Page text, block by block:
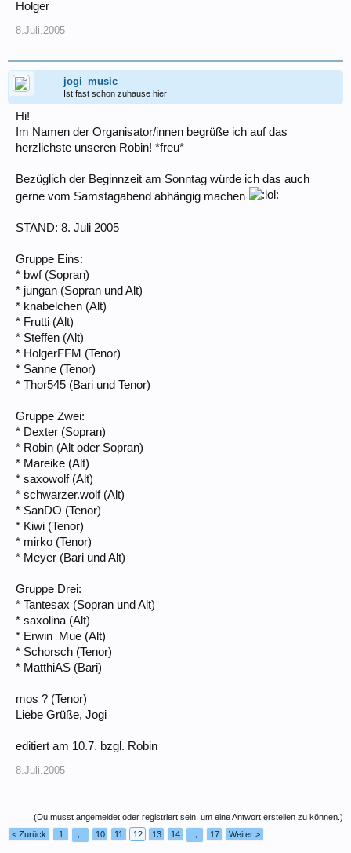
Holger
8.Juli.2005
jogi_music
Ist fast schon zuhause hier
Hi!
Im Namen der Organisator/innen begrüße ich auf das
herzlichste unseren Robin! *freu*
Bezüglich der Beginnzeit am Sonntag würde ich das auch
gerne vom Samstagabend abhängig machen
STAND: 8. Juli 2005
Gruppe Eins:
* bwf (Sopran)
* jungan (Sopran und Alt)
* knabelchen (Alt)
* Frutti (Alt)
* Steffen (Alt)
* HolgerFFM (Tenor)
* Sanne (Tenor)
* Thor545 (Bari und Tenor)
Gruppe Zwei:
* Dexter (Sopran)
* Robin (Alt oder Sopran)
* Mareike (Alt)
* saxowolf (Alt)
* schwarzer.wolf (Alt)
* SanDO (Tenor)
* Kiwi (Tenor)
* mirko (Tenor)
* Meyer (Bari und Alt)
Gruppe Drei:
* Tantesax (Sopran und Alt)
* saxolina (Alt)
* Erwin_Mue (Alt)
* Schorsch (Tenor)
* MatthiAS (Bari)
mos ? (Tenor)
Liebe Grüße, Jogi
editiert am 10.7. bzgl. Robin
8.Juli.2005
(Du musst angemeldet oder registriert sein, um eine Antwort erstellen zu können.)
< Zurück
1 ← 10 11 12 13 14 → 17 Weiter >